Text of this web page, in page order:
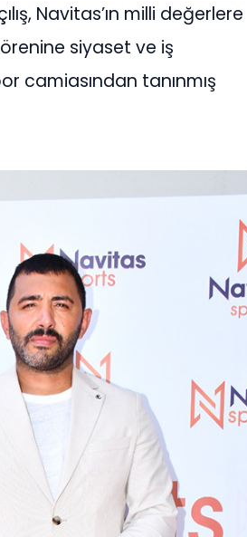
Navitas’ın milli değerlere
siyaset ve iş
camiasından tanınmış